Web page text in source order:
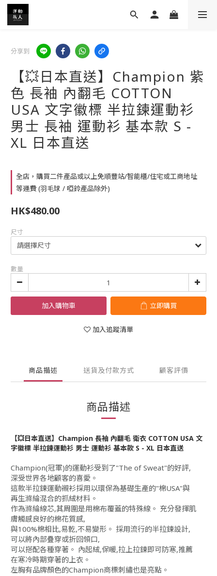
分享到
【💥日本直送】Champion 紫
色 長袖 內翻毛 COTTON
USA 文字徽標 半拉鍊運動衫
男士 長袖 運動衫 基本款 S -
XL 日本直送
全店，購買二件產品或以上免順豐站/智能櫃/住宅或工商地址
等運費 (羽毛球 / 啞鈴產品除外)
HK$480.00
尺寸
數量
加入購物車 立即購買
加入追蹤清單
商品描述 送貨及付款方式 顧客評價
商品描述
【💥日本直送】Champion 長袖 內翻毛 衛衣 COTTON USA 文
字徽標 半拉鍊運動衫 男士 運動衫 基本款 S - XL 日本直送
Champion(冠軍)的運動衫受到了"The of Sweat"的好評,
深受世界各地顧客的喜愛。
這款半拉鍊運動襯衫採用以環保為基礎生產的"棉USA"與
再生滌綸混合的抓絨材料。
作為滌綸線芯,其周圍是用棉布覆蓋的特殊線。 充分發揮肌
膚觸感良好的棉花質感,
與100%棉相比,易乾,不易變形。 採用流行的半拉鍊設計,
可以將內部疊穿或折回領口,
可以搭配各種穿著。 內起絨,保暖,拉上拉鍊即可防寒,推薦
在寒冷時期穿著的上衣。
左胸有品牌顏色的Champion商標刺繡也是亮點。